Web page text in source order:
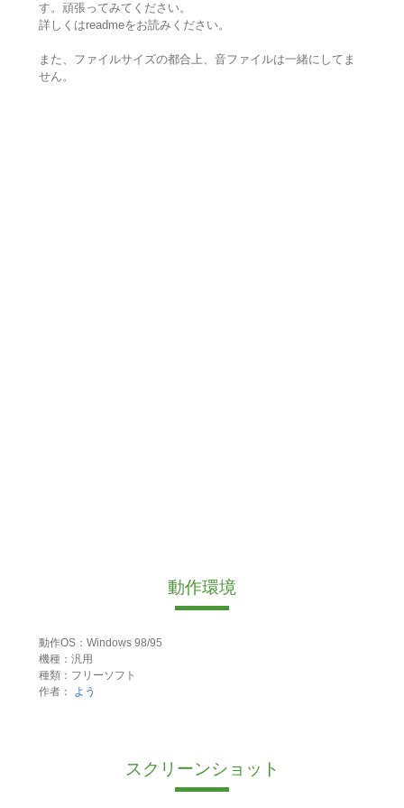
す。頑張ってみてください。
詳しくはreadmeをお読みください。
また、ファイルサイズの都合上、音ファイルは一緒にしてま
せん。
動作環境
動作OS：Windows 98/95
機種：汎用
種類：フリーソフト
作者：
よう
スクリーンショット